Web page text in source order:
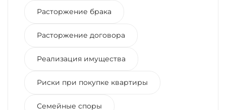
Расторжение брака
Расторжение договора
Реализация имущества
Риски при покупке квартиры
Семейные споры